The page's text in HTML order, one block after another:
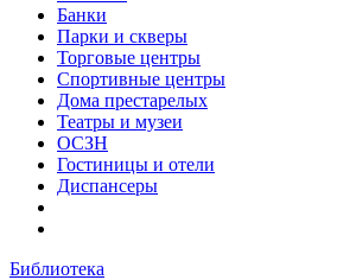
Банки
Парки и скверы
Торговые центры
Спортивные центры
Дома престарелых
Театры и музеи
ОСЗН
Гостиницы и отели
Диспансеры
Библиотека